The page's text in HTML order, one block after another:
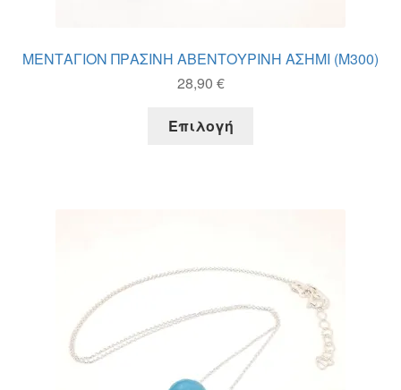
ΜΕΝΤΑΓΙΟΝ ΠΡΑΣΙΝΗ ΑΒΕΝΤΟΥΡΙΝΗ ΑΣΗΜΙ (M300)
28,90 €
Επιλογή
μπορούν
επιλεγούν
στη
σελίδα